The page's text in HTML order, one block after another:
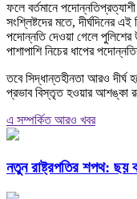
ফলে বর্তমানে
সংশ্লিষ্টদের মতে, দীর্ঘদিনের
পদোন্নতি দেওয়া গেলে পুলিশের
পাশাপাশি নিচের ধাপের
তবে সিদ্ধান্তহীনতা আরও দীর্ঘ
প্রভাব বিস্তৃত হওয়ার আশঙ্কা
এ সম্পর্কিত আরও খবর
নতুন রাষ্ট্রপতির শপথ: ছয়